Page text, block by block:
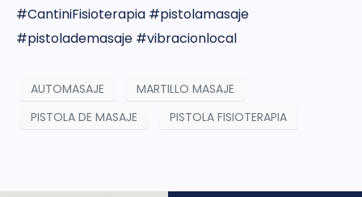
#CantiniFisioterapia #pistolamasaje
#pistolademasaje #vibracionlocal
AUTOMASAJE
MARTILLO MASAJE
PISTOLA DE MASAJE
PISTOLA FISIOTERAPIA